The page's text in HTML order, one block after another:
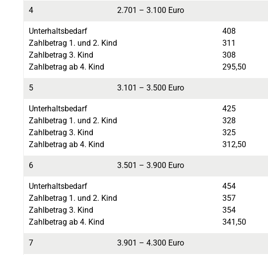
4 2.701 – 3.100 Euro
Unterhaltsbedarf
Zahlbetrag 1. und 2. Kind
Zahlbetrag 3. Kind
Zahlbetrag ab 4. Kind
408
311
308
295,50
5 3.101 – 3.500 Euro
Unterhaltsbedarf
Zahlbetrag 1. und 2. Kind
Zahlbetrag 3. Kind
Zahlbetrag ab 4. Kind
425
328
325
312,50
6 3.501 – 3.900 Euro
Unterhaltsbedarf
Zahlbetrag 1. und 2. Kind
Zahlbetrag 3. Kind
Zahlbetrag ab 4. Kind
454
357
354
341,50
7 3.901 – 4.300 Euro